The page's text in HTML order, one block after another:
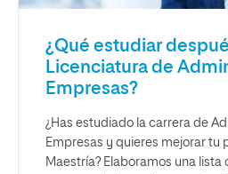
¿Qué estudiar
Licenciatura de
Empresas?
¿Has estudiado la carrera de
Empresas y quieres mejorar tu
Maestría? Elaboramos una lista